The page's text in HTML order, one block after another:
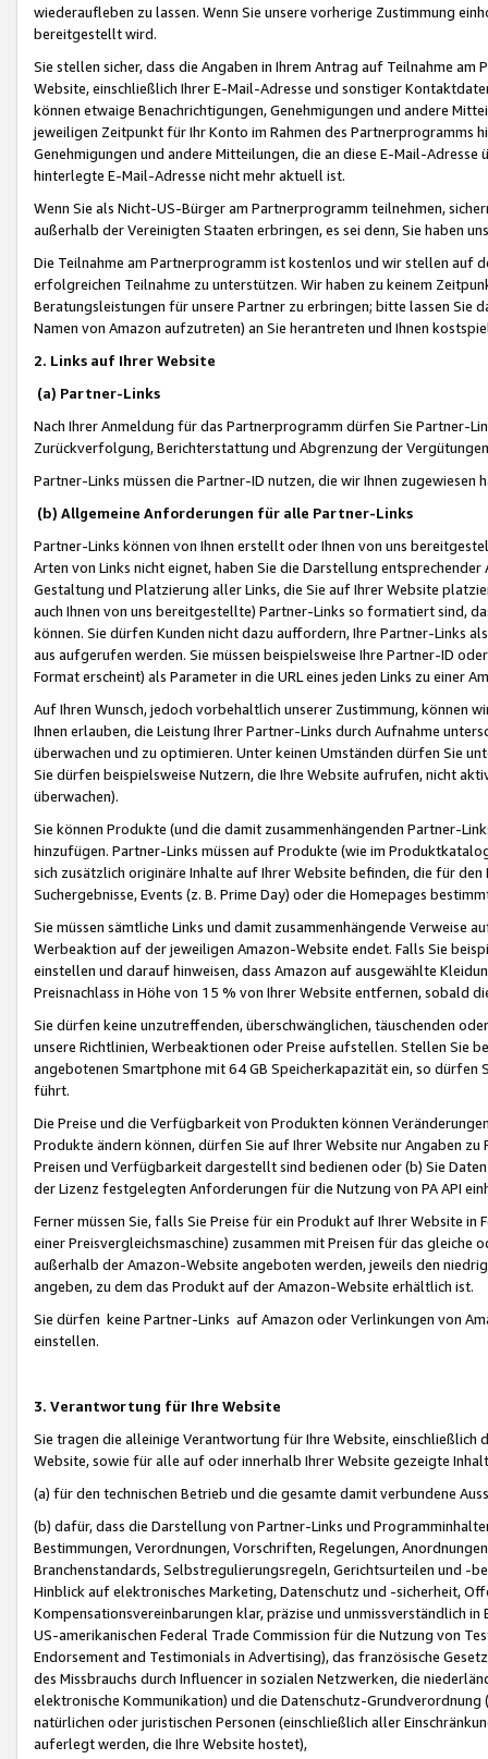
wiederaufleben zu lassen. Wenn Sie unsere vorherige Zustimmung
bereitgestellt wird.
Sie stellen sicher, dass die Angaben in Ihrem Antrag auf Teilnahme
Website, einschließlich Ihrer E-Mail-Adresse und sonstiger
können etwaige Benachrichtigungen, Genehmigungen und andere
jeweiligen Zeitpunkt für Ihr Konto im Rahmen des Partnerprogramms
Genehmigungen und andere Mitteilungen, die an diese E-Mail-
hinterlegte E-Mail-Adresse nicht mehr aktuell ist.
Wenn Sie als Nicht-US-Bürger am Partnerprogramm teilnehmen,
außerhalb der Vereinigten Staaten erbringen, es sei denn, Sie haben
Die Teilnahme am Partnerprogramm ist kostenlos und wir stellen auf
erfolgreichen Teilnahme zu unterstützen. Wir haben zu keinem
Beratungsleistungen für unsere Partner zu erbringen; bitte lassen Sie
Namen von Amazon aufzutreten) an Sie herantreten und Ihnen
2. Links auf Ihrer Website
(a) Partner-Links
Nach Ihrer Anmeldung für das Partnerprogramm dürfen Sie Partner-
Zurückverfolgung, Berichterstattung und Abgrenzung der
Partner-Links müssen die Partner-ID nutzen, die wir Ihnen zugewiesen
(b) Allgemeine Anforderungen für alle Partner-Links
Partner-Links können von Ihnen erstellt oder Ihnen von uns
Arten von Links nicht eignet, haben Sie die Darstellung
Gestaltung und Platzierung aller Links, die Sie auf Ihrer Website
auch Ihnen von uns bereitgestellte) Partner-Links so formatiert sind,
können. Sie dürfen Kunden nicht dazu auffordern, Ihre Partner-Links
aus aufgerufen werden. Sie müssen beispielsweise Ihre Partner-ID
Format erscheint) als Parameter in die URL eines jeden Links zu einer
Auf Ihren Wunsch, jedoch vorbehaltlich unserer Zustimmung, können
Ihnen erlauben, die Leistung Ihrer Partner-Links durch Aufnahme
überwachen und zu optimieren. Unter keinen Umständen dürfen Sie
Sie dürfen beispielsweise Nutzern, die Ihre Website aufrufen, nicht
überwachen).
Sie können Produkte (und die damit zusammenhängenden Partner-
hinzufügen. Partner-Links müssen auf Produkte (wie im
sich zusätzlich originäre Inhalte auf Ihrer Website befinden, die für
Suchergebnisse, Events (z. B. Prime Day) oder die Homepages
Sie müssen sämtliche Links und damit zusammenhängende
Werbeaktion auf der jeweiligen Amazon-Website endet. Falls Sie
einstellen und darauf hinweisen, dass Amazon auf ausgewählte
Preisnachlass in Höhe von 15 % von Ihrer Website entfernen, sobald
Sie dürfen keine unzutreffenden, überschwänglichen, täuschenden
unsere Richtlinien, Werbeaktionen oder Preise aufstellen. Stellen Sie
angebotenen Smartphone mit 64 GB Speicherkapazität ein, so dürfen
führt.
Die Preise und die Verfügbarkeit von Produkten können
Produkte ändern können, dürfen Sie auf Ihrer Website nur Angaben
Preisen und Verfügbarkeit dargestellt sind bedienen oder (b) Sie
der Lizenz festgelegten Anforderungen für die Nutzung von PA API
Ferner müssen Sie, falls Sie Preise für ein Produkt auf Ihrer Website
einer Preisvergleichsmaschine) zusammen mit Preisen für das
außerhalb der Amazon-Website angeboten werden, jeweils den
angeben, zu dem das Produkt auf der Amazon-Website erhältlich ist.
Sie dürfen keine Partner-Links auf Amazon oder Verlinkungen von
einstellen.
3. Verantwortung für Ihre Website
Sie tragen die alleinige Verantwortung für Ihre Website,
Website, sowie für alle auf oder innerhalb Ihrer Website gezeigte
(a) für den technischen Betrieb und die gesamte damit verbundene
(b) dafür, dass die Darstellung von Partner-Links und
Bestimmungen, Verordnungen, Vorschriften, Regelungen,
Branchenstandards, Selbstregulierungsregeln, Gerichtsurteilen und -
Hinblick auf elektronisches Marketing, Datenschutz und -sicherheit,
Kompensationsvereinbarungen klar, präzise und unmissverständlich
US-amerikanischen Federal Trade Commission für die Nutzung von
Endorsement and Testimonials in Advertising), das französische
des Missbrauchs durch Influencer in sozialen Netzwerken, die
elektronische Kommunikation) und die Datenschutz-
natürlichen oder juristischen Personen (einschließlich aller
auferlegt werden, die Ihre Website hostet),